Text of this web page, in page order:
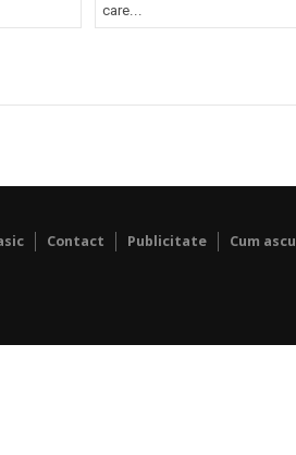
care...
Contact Publicitate Cum